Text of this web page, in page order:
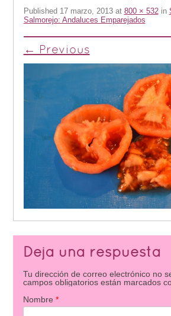
Published 17 marzo, 2013at 800 × 532in
Salmorejo: Andaluces Emparejados
← Previous
Deja una respuesta
Tu dirección de correo electrónico no
campos obligatorios están marcados
Nombre *